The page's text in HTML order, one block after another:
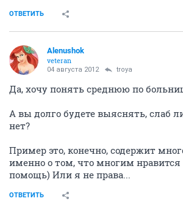
ОТВЕТИТЬ
Alenushok
veteran
04 августа 2012 troya
Да, хочу понять среднюю по
А вы долго будете выяснять, слаб
нет?
Пример это, конечно, содержит
именно о том, что многим нравится
помощь) Или я не права...
ОТВЕТИТЬ